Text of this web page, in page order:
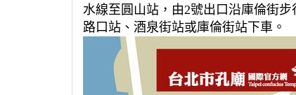
水線至圓山站，由2號出口沿庫倫街
路口站、酒泉街站或庫倫街站下車。